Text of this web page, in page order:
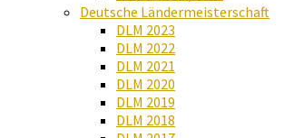
Deutsche Ländermeisterschaft
DLM 2023
DLM 2022
DLM 2021
DLM 2020
DLM 2019
DLM 2018